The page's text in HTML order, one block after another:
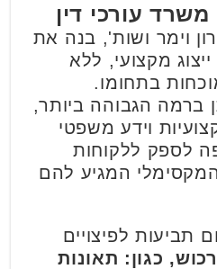
משרד עורכי דין
וימר ושות', בנה את
ייצוג מקצועי, ללא
בתחומו.
ברמה הגבוהה ביותר,
וידע משפטי
לספק ללקוחות
המגיע להם
תביעות לפיצויים
רכוש, כגון: תאונות